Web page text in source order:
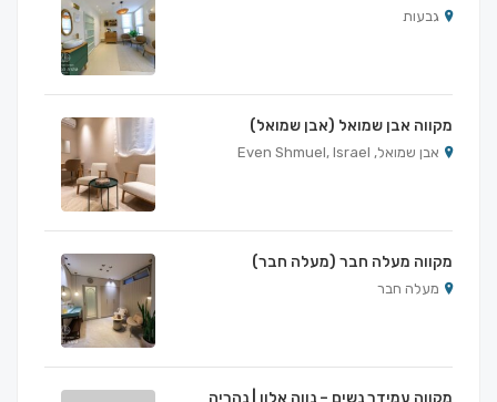
גבעות
מקווה אבן שמואל (אבן שמואל)
אבן שמואל, Even Shmuel, Israel
מקווה מעלה חבר (מעלה חבר)
מעלה חבר
מקווה עמידר נשים – נווה אלון | נהריה